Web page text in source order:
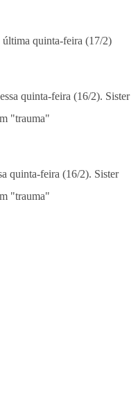
última quinta-feira (17/2)
quinta-feira (16/2). Sister
"trauma"